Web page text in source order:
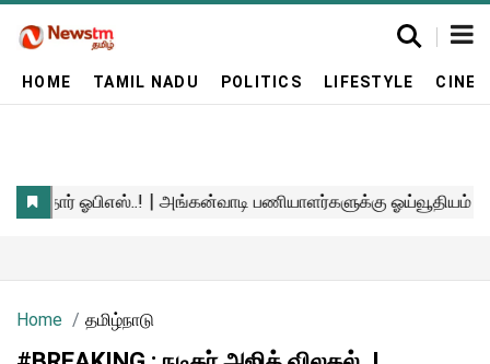
HOME TAMIL NADU POLITICS LIFESTYLE
Home தமிழ்நாடு